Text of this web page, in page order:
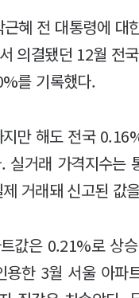
혜 전 대통령에 대
의결됐던 12월 전
를 기록했다.
만 해도 전국
실거래 가격지수는
거래돼 신고된 값
값은 0.21%로 상
용한 3월 서울 아